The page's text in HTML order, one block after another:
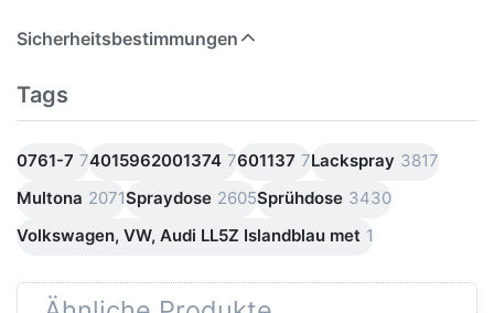
Sicherheitsbestimmungen
Tags
0761-7 74015962001374 7601137 7Lackspray 3817
Multona 2071Spraydose 2605Sprühdose 3430
Volkswagen, VW, Audi LL5Z Islandblau met 1